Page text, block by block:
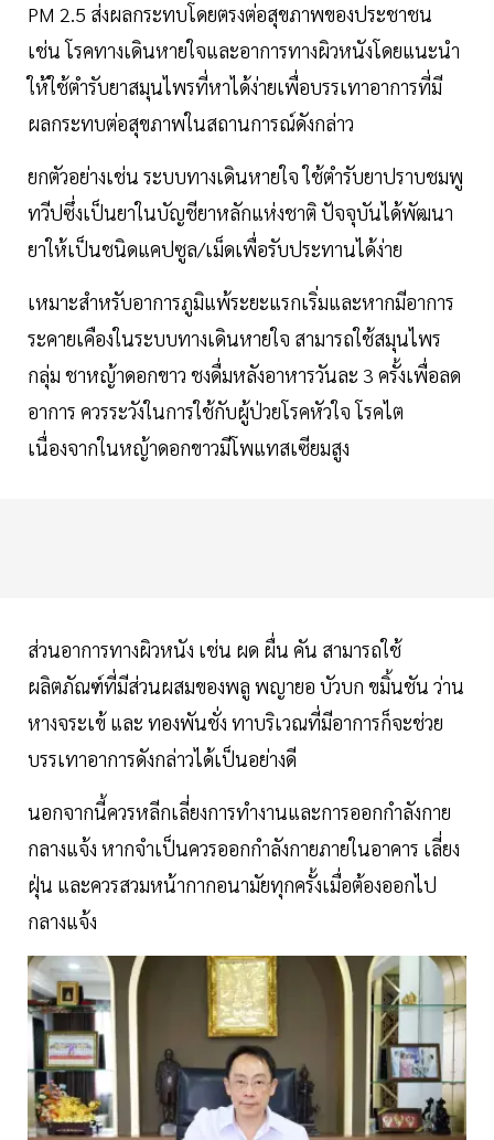
PM 2.5 ส่งผลกระทบโดยตรงต่อสุขภาพของประชาชน
เช่น โรคทางเดินหายใจและอาการทางผิวหนังโดยแนะนำ
ให้ใช้ตำรับยาสมุนไพรที่หาได้ง่ายเพื่อบรรเทาอาการที่มี
ผลกระทบต่อสุขภาพในสถานการณ์ดังกล่าว
ยกตัวอย่างเช่น ระบบทางเดินหายใจ ใช้ตำรับยาปราบชมพู
ทวีปซึ่งเป็นยาในบัญชียาหลักแห่งชาติ ปัจจุบันได้พัฒนา
ยาให้เป็นชนิดแคปซูล/เม็ดเพื่อรับประทานได้ง่าย
เหมาะสำหรับอาการภูมิแพ้ระยะแรกเริ่มและหากมีอาการ
ระคายเคืองในระบบทางเดินหายใจ สามารถใช้สมุนไพร
กลุ่ม ชาหญ้าดอกขาว ชงดื่มหลังอาหารวันละ 3 ครั้งเพื่อลด
อาการ ควรระวังในการใช้กับผู้ป่วยโรคหัวใจ โรคไต
เนื่องจากในหญ้าดอกขาวมีโพแทสเซียมสูง
ส่วนอาการทางผิวหนัง เช่น ผด ผื่น คัน สามารถใช้
ผลิตภัณฑ์ที่มีส่วนผสมของพลู พญายอ บัวบก ขมิ้นชัน ว่าน
หางจระเข้ และ ทองพันชั่ง ทาบริเวณที่มีอาการก็จะช่วย
บรรเทาอาการดังกล่าวได้เป็นอย่างดี
นอกจากนี้ควรหลีกเลี่ยงการทำงานและการออกกำลังกาย
กลางแจ้ง หากจำเป็นควรออกกำลังกายภายในอาคาร เลี่ยง
ฝุ่น และควรสวมหน้ากากอนามัยทุกครั้งเมื่อต้องออกไป
กลางแจ้ง